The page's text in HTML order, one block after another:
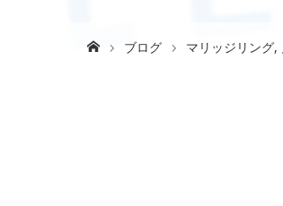
ブログ マリッジリング,